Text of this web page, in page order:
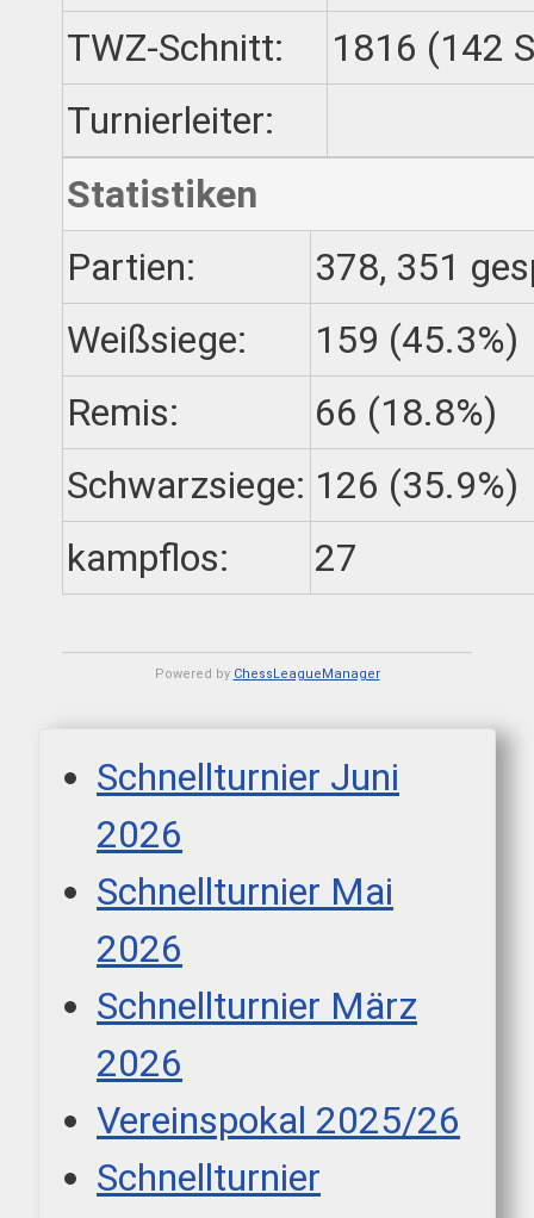
Schnellturnier Juni
2026
Schnellturnier Mai
2026
Schnellturnier März
2026
Vereinspokal 2025/26
Schnellturnier
TWZ-Schnitt:
1816 (142
Turnierleiter:
Statistiken
Partien:
378, 351
Weißsiege:
159 (45.3%)
Remis:
66 (18.8%)
Schwarzsiege: 126 (35.9%)
kampflos:
27
Powered by ChessLeagueManager